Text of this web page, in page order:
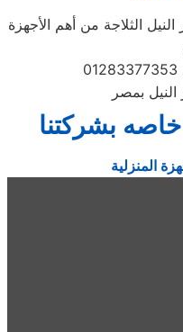
الثلاجة من أهم الأجهزة
بمصر
خاصه بشركتنا
المنزلية